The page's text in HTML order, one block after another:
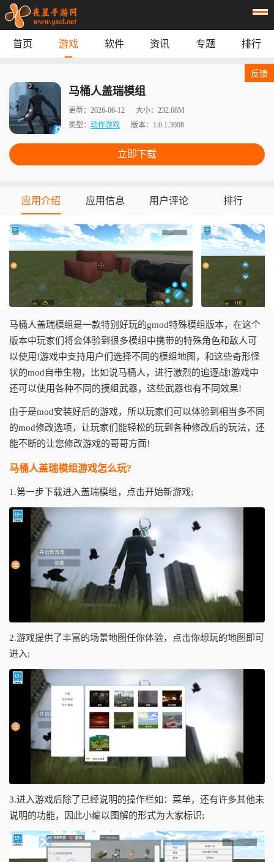
专题 榜单
首页 游戏 软件 资讯 专题 排行
马桶人盖瑞模组
更新： 2026-06-12 大小： 232.68M
类型： 动作游戏 版本： 1.0.1.3008
立即下载
反馈
应用介绍 应用信息 用户评论 排行
马桶人盖瑞模组是一款特别好玩的gmod特殊模组版本，在这个
版本中玩家们将会体验到很多模组中携带的特殊角色和敌人可
以使用!游戏中支持用户们选择不同的模组地图，和这些奇形怪
状的mod自带生物，比如说马桶人，进行激烈的追逐战!游戏中
还可以使用各种不同的摸组武器，这些武器也有不同效果!
由于是mod安装好后的游戏，所以玩家们可以体验到相当多不同
的mod修改选项，让玩家们能轻松的玩到各种修改后的玩法，还
能不断的让您修改游戏的哥哥方面!
马桶人盖瑞模组游戏怎么玩?
1.第一步下载进入盖瑞模组，点击开始新游戏;
2.游戏提供了丰富的场景地图任你体验，点击你想玩的地图即可
进入;
3.进入游戏后除了已经说明的操作栏如：菜单，还有许多其他未
说明的功能，因此小编以图解的形式为大家标识;